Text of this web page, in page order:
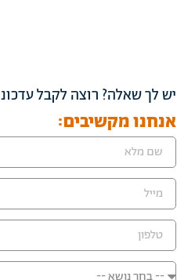
יש לך שאלה? רוצה לקבל
אנחנו מקשיבים: